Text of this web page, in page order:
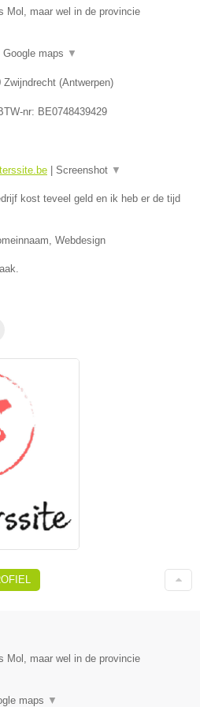
Mol, maar wel in de provincie
Google maps ▼
Zwijndrecht (Antwerpen)
nr: BE0748439429
Screenshot ▼
kost teveel geld en ik heb er de tijd
Webdesign
Mol, maar wel in de provincie
maps ▼